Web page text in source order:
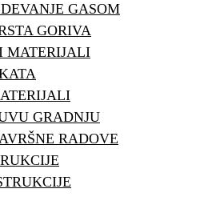
GASOM
GORIVA
MATERIJALI
GRADNJU
RADOVE